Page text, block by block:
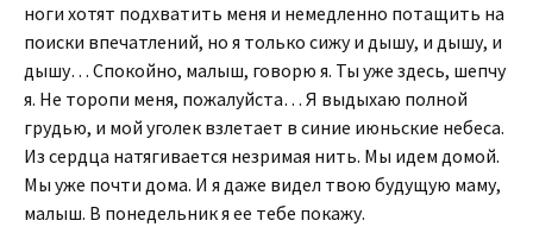
ноги хотят подхватить меня и немедленно потащить на
поиски впечатлений, но я только сижу и дышу, и дышу, и
дышу… Спокойно, малыш, говорю я. Ты уже здесь, шепчу
я. Не торопи меня, пожалуйста… Я выдыхаю полной
грудью, и мой уголек взлетает в синие июньские небеса.
Из сердца натягивается незримая нить. Мы идем домой.
Мы уже почти дома. И я даже видел твою будущую маму,
малыш. В понедельник я ее тебе покажу.